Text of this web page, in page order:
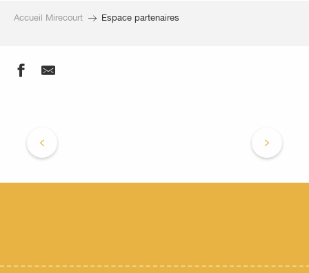
Accueil Mirecourt Espace partenaires
L’association Office de tourisme de Mirecourt